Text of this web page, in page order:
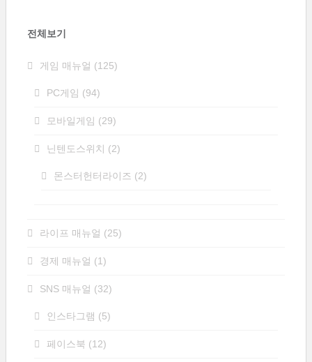
전체보기
게임 매뉴얼 (125)
PC게임 (94)
모바일게임 (29)
닌텐도스위치 (2)
몬스터헌터라이즈 (2)
라이프 매뉴얼 (25)
경제 매뉴얼 (1)
SNS 매뉴얼 (32)
인스타그램 (5)
페이스북 (12)